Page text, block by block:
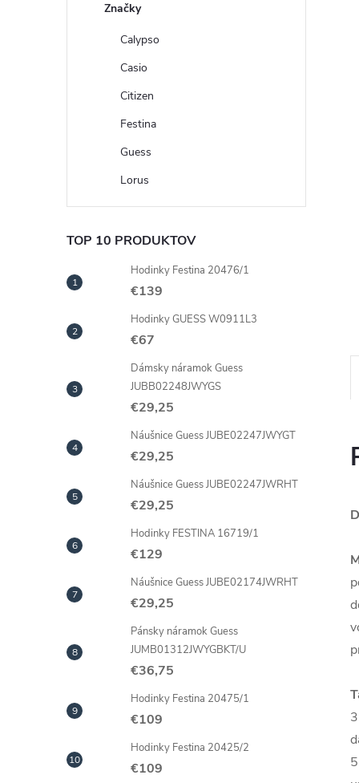
Značky
Calypso
Casio
Citizen
Festina
Guess
Lorus
TOP 10 PRODUKTOV
Hodinky Festina 20476/1
€139
Hodinky GUESS W0911L3
€67
Dámsky náramok Guess
JUBB02248JWYGS
€29,25
Náušnice Guess JUBE02247JWYGT
€29,25
Náušnice Guess JUBE02247JWRHT
€29,25
Hodinky FESTINA 16719/1
€129
Náušnice Guess JUBE02174JWRHT
€29,25
Pánsky náramok Guess
JUMB01312JWYGBKT/U
€36,75
Hodinky Festina 20475/1
€109
Hodinky Festina 20425/2
€109